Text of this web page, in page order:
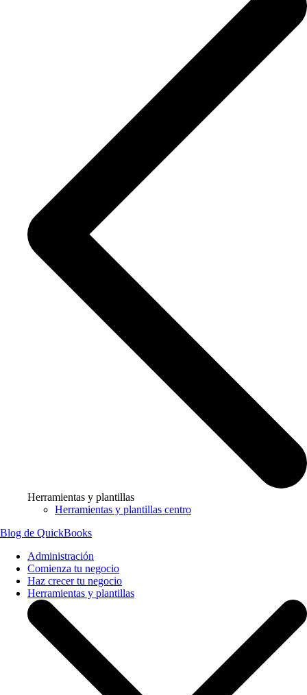
Herramientas y plantillas
Herramientas y plantillas centro
Blog de QuickBooks
Administración
Comienza tu negocio
Haz crecer tu negocio
Herramientas y plantillas